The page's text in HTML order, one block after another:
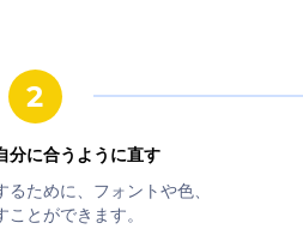
分に合うように直す
ために、フォントや色、
ことができます。